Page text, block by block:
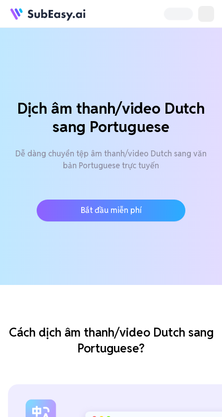
Dịch âm thanh/video Dutch
sang Portuguese
Dễ dàng chuyển tệp âm thanh/video Dutch sang văn
bản Portuguese trực tuyến
Bắt đầu miễn phí
Cách dịch âm thanh/video Dutch sang
Portuguese?